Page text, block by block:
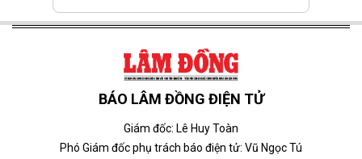
BÁO LÂM ĐỒNG ĐIỆN TỬ
Giám đốc: Lê Huy Toàn
Phó Giám đốc phụ trách báo điện tử: Vũ Ngọc Tú